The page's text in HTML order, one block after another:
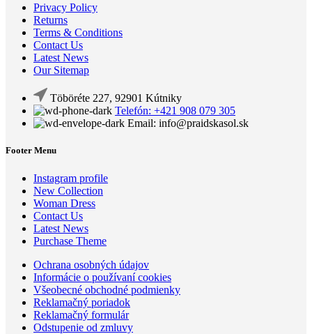
Privacy Policy
Returns
Terms & Conditions
Contact Us
Latest News
Our Sitemap
Töböréte 227, 92901 Kútniky
Telefón: +421 908 079 305
Email: info@praidskasol.sk
Footer Menu
Instagram profile
New Collection
Woman Dress
Contact Us
Latest News
Purchase Theme
Ochrana osobných údajov
Informácie o používaní cookies
Všeobecné obchodné podmienky
Reklamačný poriadok
Reklamačný formulár
Odstupenie od zmluvy